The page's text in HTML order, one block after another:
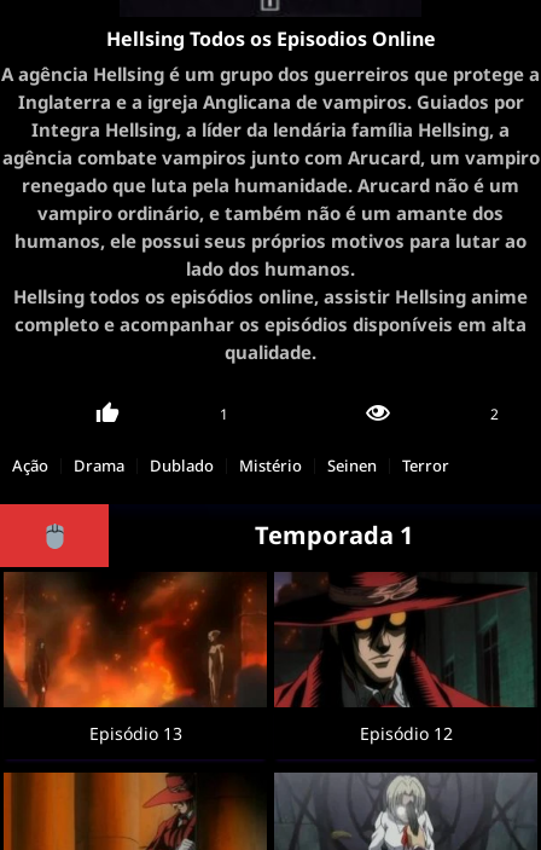
Hellsing Todos os Episodios Online
A agência Hellsing é um grupo dos guerreiros que protege a
Inglaterra e a igreja Anglicana de vampiros. Guiados por
Integra Hellsing, a líder da lendária família Hellsing, a
agência combate vampiros junto com Arucard, um vampiro
renegado que luta pela humanidade. Arucard não é um
vampiro ordinário, e também não é um amante dos
humanos, ele possui seus próprios motivos para lutar ao
lado dos humanos.
Hellsing todos os episódios online, assistir Hellsing anime
completo e acompanhar os episódios disponíveis em alta
qualidade.
1 2
Ação Drama Dublado Mistério Seinen Terror
Temporada 1
Episódio 13 Episódio 12